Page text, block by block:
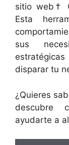
sitio web†
Esta
sus
disparar tu
¿Quieres
descubre
ayudarte a